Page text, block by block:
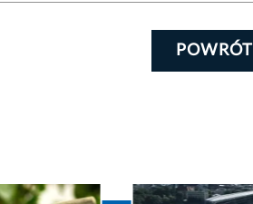
POWRÓT